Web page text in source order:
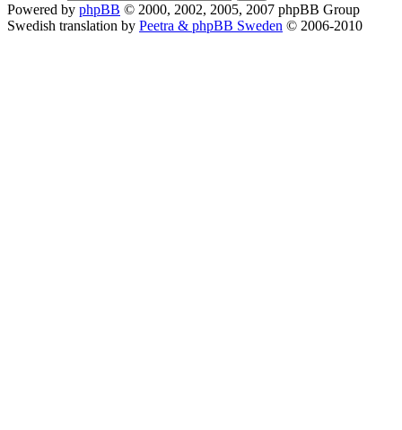
Powered by phpBB © 2000, 2002, 2005, 2007 phpBB Group
Swedish translation by Peetra & phpBB Sweden © 2006-2010